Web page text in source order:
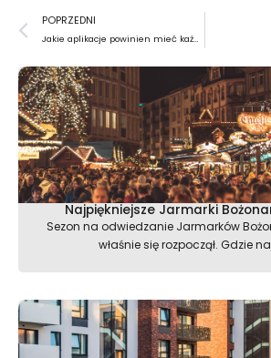
Prev
POPRZEDNI
Jakie aplikacje powinien mieć każdy iPhone?
Najpiękniejsze Jarmarki
Sezon na odwiedzanie Jarmarków
właśnie się rozpoczął. Gdzie